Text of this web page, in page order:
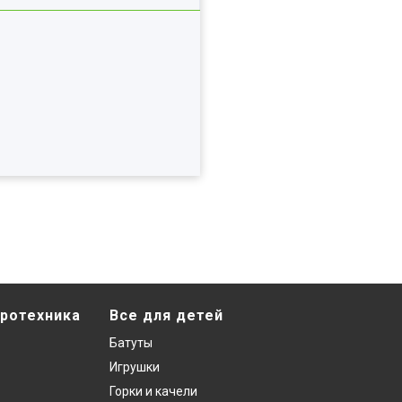
Все для детей
Батуты
Игрушки
Горки и качели